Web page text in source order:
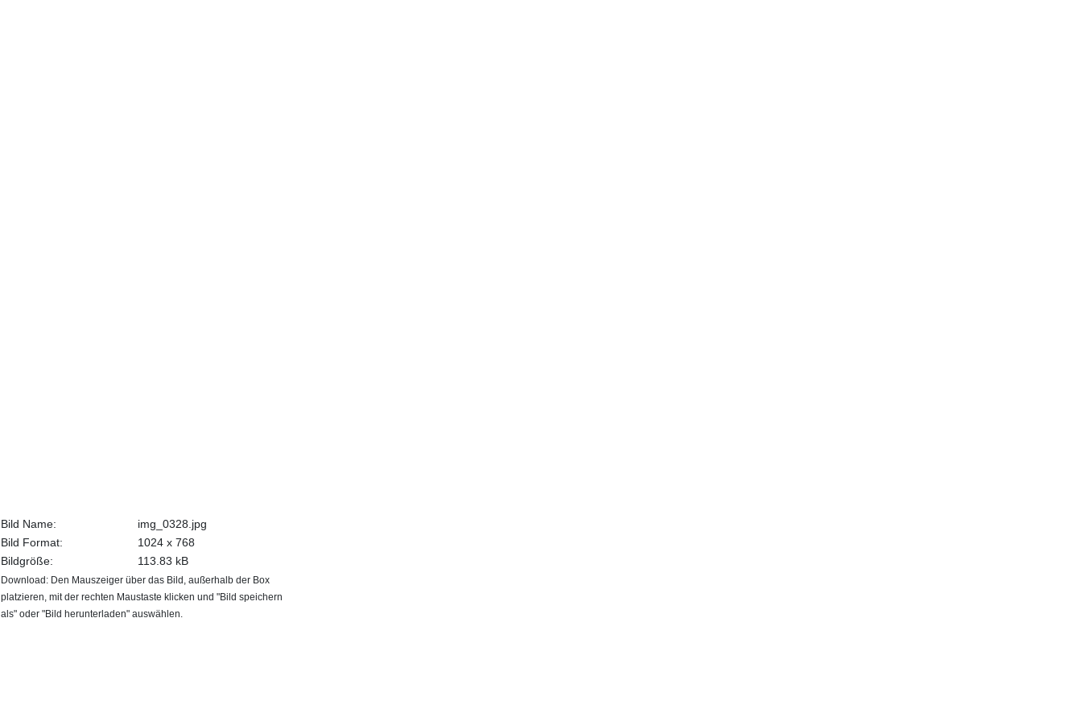
Bild Name:
img_0328.jpg
Bild Format:
1024 x 768
Bildgröße:
113.83 kB
Download: Den Mauszeiger über das Bild, außerhalb der Box
platzieren, mit der rechten Maustaste klicken und "Bild speichern
als" oder "Bild herunterladen" auswählen.